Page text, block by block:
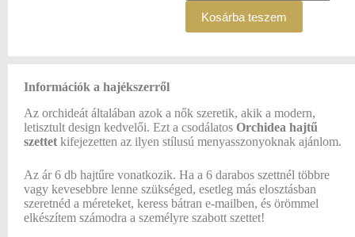
Kosárba teszem
Információk a hajékszerről
Az orchideát általában azok a nők szeretik, akik a modern,
letisztult design kedvelői. Ezt a csodálatos Orchidea hajtű
szettet kifejezetten az ilyen stílusú menyasszonyoknak ajánlom.
Az ár 6 db hajtűre vonatkozik. Ha a 6 darabos szettnél többre
vagy kevesebbre lenne szükséged, esetleg más elosztásban
szeretnéd a méreteket, keress bátran e-mailben, és örömmel
elkészítem számodra a személyre szabott szettet!